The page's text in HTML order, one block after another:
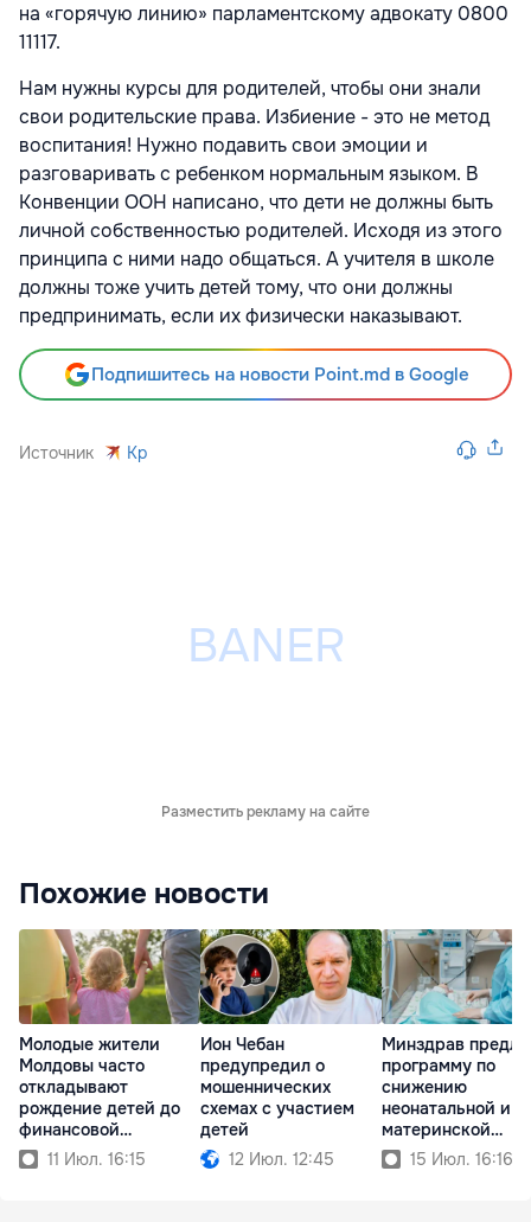
на «горячую линию» парламентскому адвокату 0800
11117.
Нам нужны курсы для родителей, чтобы они знали
свои родительские права. Избиение - это не метод
воспитания! Нужно подавить свои эмоции и
разговаривать с ребенком нормальным языком. В
Конвенции ООН написано, что дети не должны быть
личной собственностью родителей. Исходя из этого
принципа с ними надо общаться. А учителя в школе
должны тоже учить детей тому, что они должны
предпринимать, если их физически наказывают.
Подпишитесь на новости Point.md в Google
Источник Kp
Разместить рекламу на сайте
Похожие новости
Молодые жители
Молдовы часто
откладывают
рождение детей до
финансовой
стабильности
11 Июл. 16:15
Ион Чебан
предупредил о
мошеннических
схемах с участием
детей
12 Июл. 12:45
Минздрав
программу по
снижению
неонатальной и
материнской
смертности
15 Июл. 16:16